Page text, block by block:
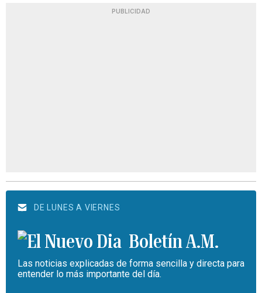
PUBLICIDAD
DE LUNES A VIERNES
Boletín A.M.
Las noticias explicadas de forma sencilla y directa para
entender lo más importante del día.